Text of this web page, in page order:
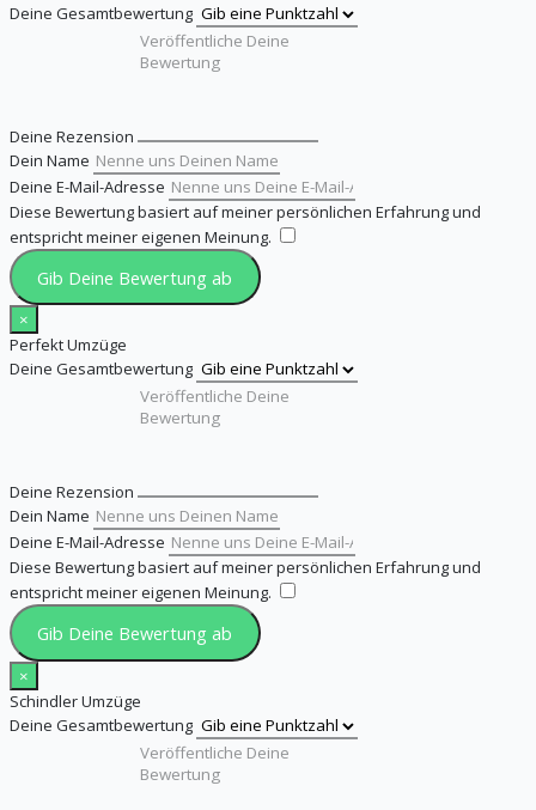
Deine Gesamtbewertung
Deine Rezension
Dein Name
Deine E-Mail-Adresse
Diese Bewertung basiert auf meiner persönlichen Erfahrung und
entspricht meiner eigenen Meinung.
Gib Deine Bewertung ab
×
Perfekt Umzüge
Deine Gesamtbewertung
Deine Rezension
Dein Name
Deine E-Mail-Adresse
Diese Bewertung basiert auf meiner persönlichen Erfahrung und
entspricht meiner eigenen Meinung.
Gib Deine Bewertung ab
×
Schindler Umzüge
Deine Gesamtbewertung